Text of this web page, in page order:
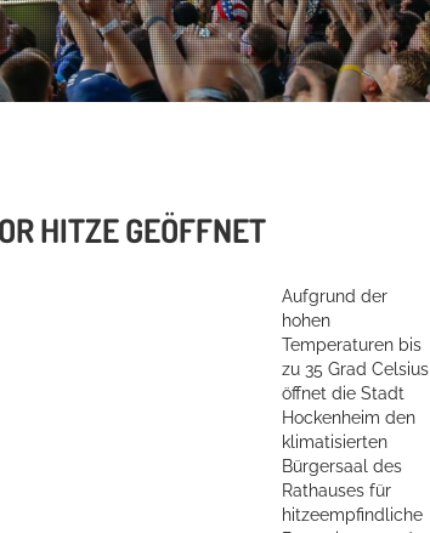
HITZE GEÖFFNET
Aufgrund der
hohen
Temperaturen bis
zu 35 Grad Celsius
öffnet die Stadt
Hockenheim den
klimatisierten
Bürgersaal des
Rathauses für
hitzeempfindliche